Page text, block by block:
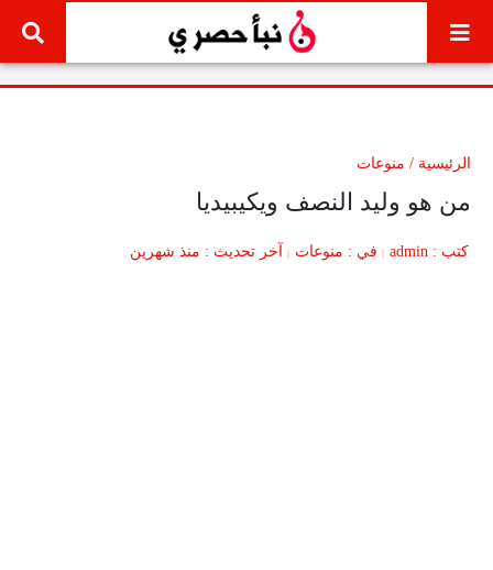
الرئيسية / منوعات
من هو وليد النصف ويكيبيديا
كتب admin في منوعات آخر تحديث منذ شهرين